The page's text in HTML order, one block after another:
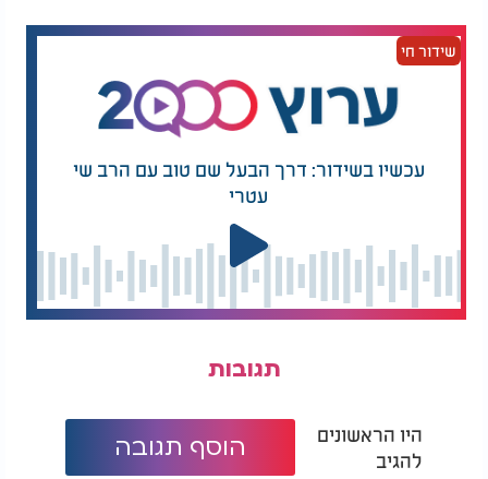
כלל כשאנחנו מרגישים שמישהו חודר למרחב שלנו.
כשמנסים להכניס עוד כיסא לשולחן הצפוף ואנחנו
מתרעמים: "מה פתאום? אין מקום! לא רואים שצפוף
האדם הגדול באמת אינו זה שיושב בראש השולחן
ומקבל כבוד, אלא זה שאיננו מסוגל לשבת כשאדם אחר
נותר לעמוד. זהו מי שהלב שלו כה חי ורגיש, עד שהוא
חש את מצוקת הזולת כאילו הייתה שלו ממש.
שידור חי
עכשיו בשידור: דרך הבעל שם טוב עם הרב שי
עטרי
תגובות
היו הראשונים
להגיב
הוסף תגובה